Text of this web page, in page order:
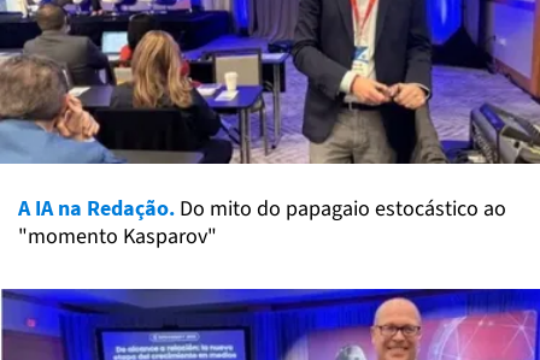
A IA na Redação. Do mito do papagaio estocástico ao
"momento Kasparov"